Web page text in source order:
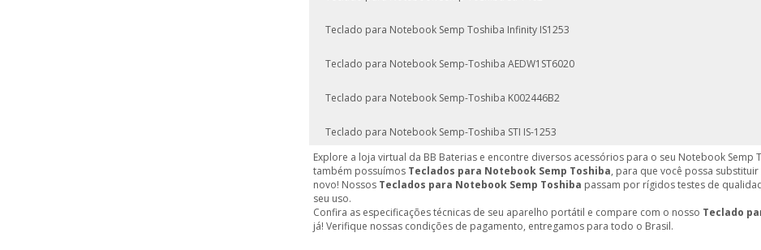
Teclado para Notebook Semp Toshiba Infinity IS1253
Teclado para Notebook Semp-Toshiba AEDW1ST6020
Teclado para Notebook Semp-Toshiba K002446B2
Teclado para Notebook Semp-Toshiba STI IS-1253
Explore a loja virtual da BB Baterias e encontre diversos acessórios para o seu Notebook Semp
também possuímos Teclados para Notebook Semp Toshiba, para que você possa
novo! Nossos Teclados para Notebook Semp Toshiba passam por rígidos testes de
seu uso.
Confira as especificações técnicas de seu aparelho portátil e compare com o nosso Teclado
já! Verifique nossas condições de pagamento, entregamos para todo o Brasil.